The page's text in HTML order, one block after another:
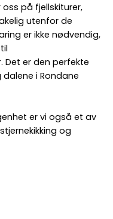
på fjellskiturer,
utenfor de
er ikke nødvendig,
Det er den perfekte
i Rondane
er vi også et av
og